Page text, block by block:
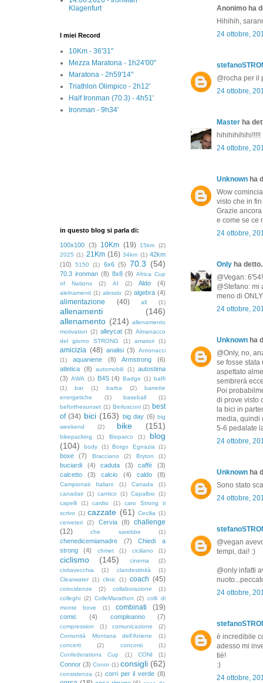
Anonimo ha
Hihihih,
24 ottobre,
@rocha per il
24 ottobre,
Master ha
hihihihihihi!!!!!
24 ottobre,
Unknown ha
Wow
visto che in
Grazie
e come se ce
24 ottobre,
Only ha
@Vegan:
@Stefano: mi
meno di
24 ottobre,
Unknown ha
@Only, no,
se fosse
aspettato
sembrerà
Poi
di prove visto
la bici in
media, quindi
5-6 pedalate
24 ottobre,
Unknown ha
Sono stato
24 ottobre,
@vegan
tempi, dai! :)
@only infatti
24 ottobre,
è incredibile
adesso mi
tiè!
:)
24 ottobre,
Klagenfurt
I miei Record
10Km - 36'31"
Mezza Maratona - 1h24'00"
Maratona - 2h59'14"
Triathlon Olimpico - 2h12'
Half Ironman (70.3) - 4h51'
Ironman - 9h34'
in questo blog si parla di:
100x100 (3) 10Km (19) 15km
(2)
2025 (1) 21Km (16) 34km (1) 42km
(10)
5150 (1) 6x6 (5) 70.3 (54)
70.3 ironman (8) 8x8 (9) Africa Cup
of Nations
(2) AI (2) Aldo (4)
alelnamenti (1) alessio (2) algebra (4)
alimentazione (40) all (1)
allenamenti
(146)
allenamento (214) allenamento
motivation (2) alleycat (3) Almanacco
del giorno STRONG
(1) amatori (1)
amicizia (48) analisi (3)
Antonacci
(1)
aquaniene (8) Armstrong
(6)
atletica (8) automobili (1) autostima
(3) AWA (1) B4S (4) Badge (1) baffi
(1)
bar (1) barba (2)
barrette
energetiche
(1) baseball
(1)
beforthesunset (1) Berlusconi (2) best
of (34) bici (163) big day (6) big
weekend
(2) bike (151)
bikepacking (1) Bioparco (1)
blog
(104)
body (1) Borgo Egnazia (1)
boxe (7) Bracciano (2) Bryton (1)
buciardi (4) caduta (3) caffè
(3)
calcetto
(3) calcio (4) caldo (8)
Campionati Italiani (1) Canada
(1)
canadair (1) cantico (1) Capalbio
(1)
capelli
(1) cardio (1)
caro Strong ti
scrivo (1) cazzate (61) Cecilia (1)
cerveteri
(2) Cervia (8)
challenge
(12)
che sarebbe (1)
chenedicemiamadre (7)
Chiedi a
strong
(4) chmet (1) ciciliano (1)
ciclismo (145) cinema
(2)
civitavecchia
(1) clandestinità
(1)
Clearwater (1) clinic (1) coach (45)
coincidenze (2) collaborazione
(1)
colleghi (2) ColleMarathon (2) colli di
monte bove
(1) combinati (19)
comic (4) compleanno (7)
compression (1) comunicazione
(2)
Comunità Montana dell'Aniene
(1)
concerti
(2) concorsi
(1)
Confederations Cup
(1) CONI (1)
Connor (3) Conor (1) consigli (62)
consistenza (1) corri per il verde (8)